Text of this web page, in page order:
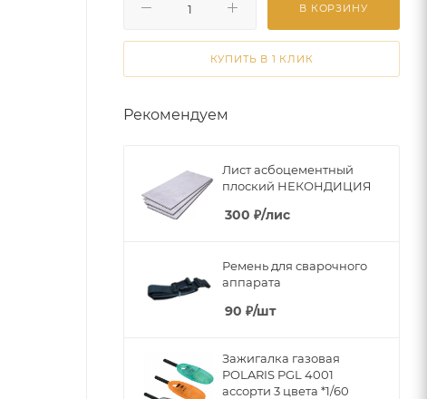
В КОРЗИНУ
КУПИТЬ В 1 КЛИК
Рекомендуем
Лист асбоцементный
плоский НЕКОНДИЦИЯ
300 ₽/лис
Ремень для сварочного
аппарата
90 ₽/шт
Зажигалка газовая
POLARIS PGL 4001
ассорти 3 цвета *1/60